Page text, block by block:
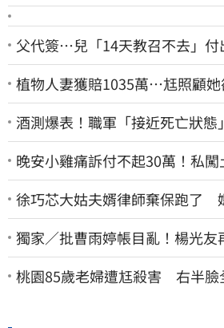
父代簽…兒「14天教召不去」付
植物人妻獲賠1035萬…尪照顧她
酒測爆表！職軍「接近死亡狀態
晚安小雞痛訴付不起30萬！私
徐巧芯大姑夫婿律師棄保跑了
獨家／批曹雨婷帳目亂！楊光友
們工會跟演藝圈沒關
桃園85歲老婦遭尪殺害 右半臉